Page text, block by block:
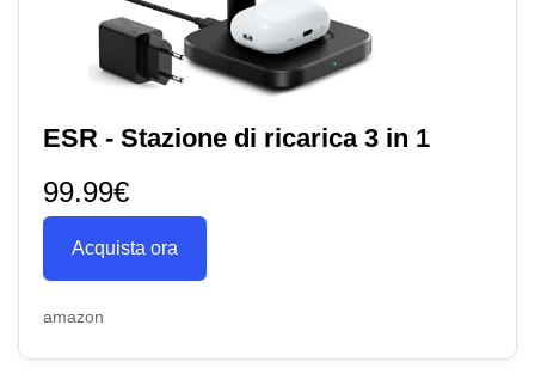
ESR - Stazione di ricarica 3 in 1
99.99€
Acquista ora
amazon